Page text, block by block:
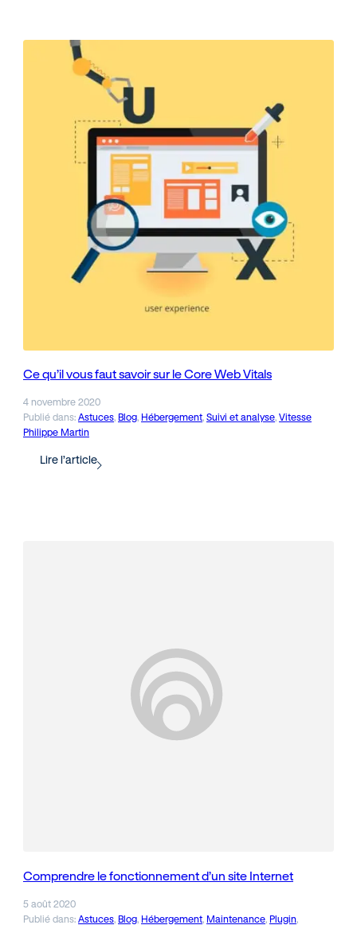
Ce qu’il vous faut savoir sur le Core Web Vitals
4 novembre 2020
Publié dans: Astuces, Blog, Hébergement, Suivi et analyse, Vitesse
Philippe Martin
Lire l’article
Comprendre le fonctionnement d’un site Internet
5 août 2020
Publié dans: Astuces Blog Hébergement Maintenance Plugin